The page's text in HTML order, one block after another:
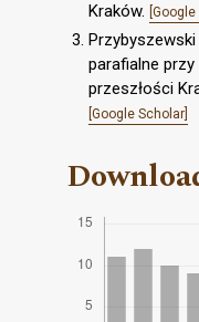
Kraków.
parafialne
przeszłości
[Google Scholar]